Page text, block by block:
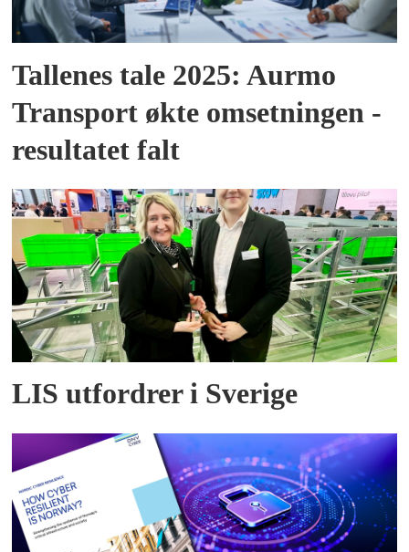
Tallenes tale 2025: Aurmo
Transport økte omsetningen -
resultatet falt
LIS utfordrer i Sverige